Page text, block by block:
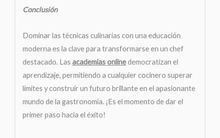
Conclusión
Dominar las técnicas culinarias con una educación
moderna es la clave para transformarse en un chef
destacado. Las academias onlinedemocratizan el
aprendizaje, permitiendo a cualquier cocinero superar
límites y construir un futuro brillante en el apasionante
mundo de la gastronomía. ¡Es el momento de dar el
primer paso hacia el éxito!